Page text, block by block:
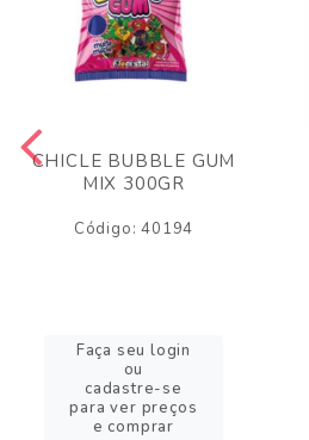
CHICLE BUBBLE GUM
MIX 300GR
Código: 40194
Faça seu login
ou
cadastre-se
para ver preços
e comprar